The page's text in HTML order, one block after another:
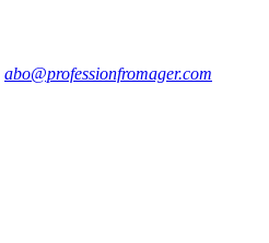
abo@professionfromager.com